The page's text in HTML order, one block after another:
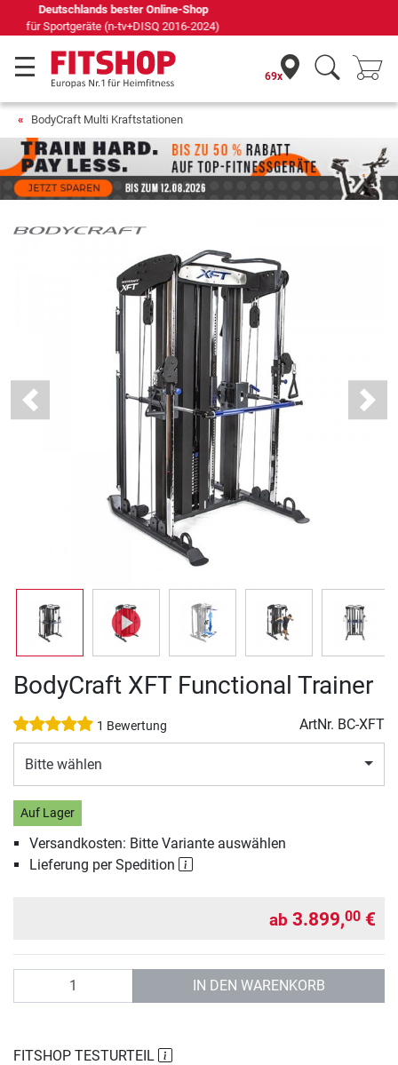
Seit 42 Jahren Ihr Experte für Heimfitness
69x
BodyCraft Multi Kraftstationen
Previous Next
BodyCraft XFT Functional Trainer
1 Bewertung ArtNr. BC-XFT
Bitte wählen
Auf Lager
Versandkosten: Bitte Variante auswählen
Lieferung per Spedition
ab 3.899,00 €
IN DEN WARENKORB
FITSHOP TESTURTEIL